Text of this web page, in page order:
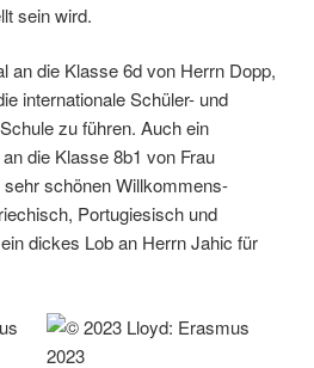
sein wird.
an die Klasse 6d von Herrn Dopp,
internationale Schüler- und
zu führen. Auch ein
die Klasse 8b1 von Frau
schönen Willkommens-
Portugiesisch und
dickes Lob an Herrn Jahic für